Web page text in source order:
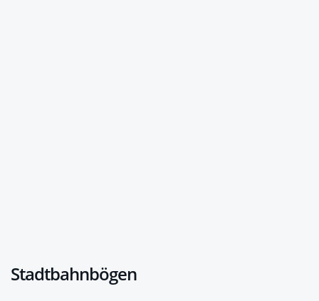
Stadtbahnbögen